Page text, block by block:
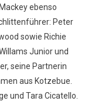
ebenso
Peter
sowie Richie
Junior und
seine Partnerin
aus Kotzebue.
und Tara Cicatello.